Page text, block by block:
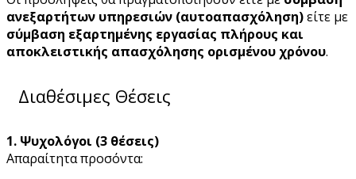
ανεξαρτήτων υπηρεσιών (αυτοαπασχόληση)είτε με
σύμβαση εξαρτημένης εργασίας πλήρους και
αποκλειστικής απασχόλησης ορισμένου χρόνου.
Διαθέσιμες Θέσεις
1. Ψυχολόγοι (3 θέσεις)
Απαραίτητα προσόντα: